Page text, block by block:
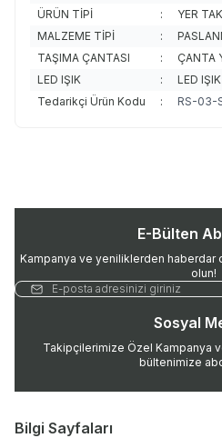
ÜRÜN TİPİ
:
YER
MALZEME TİPİ
:
TAŞIMA ÇANTASI
:
ÇANTA
LED IŞIK
:
LED
Tedarikçi Ürün Kodu
: RS-03-
E-Bülten
Kampanya ve yeniliklerden
olun!
Sosyal
Takipçilerimize Özel Kampanya
bültenimize
Bilgi Sayfaları